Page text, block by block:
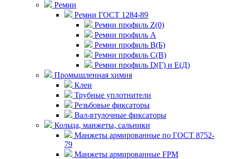
Ремни
Ремни ГОСТ 1284-89
Ремни профиль Z(0)
Ремни профиль А
Ремни профиль В(Б)
Ремни профиль С(В)
Ремни профиль D(Г) и E(Д)
Промышленная химия
Клеи
Трубные уплотнители
Резьбовые фиксаторы
Вал-втулочные фиксаторы
Кольца, манжеты, сальники
Манжеты армированные по ГОСТ 8752-
79
Манжеты армированные FPM